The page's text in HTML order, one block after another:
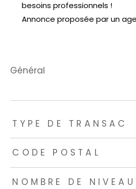
besoins professionnels !
Annonce proposée par un
général
TRAD_ZEPHYR_Caracteristique
TYPE DE TRANSAC
CODE POSTAL
NOMBRE DE